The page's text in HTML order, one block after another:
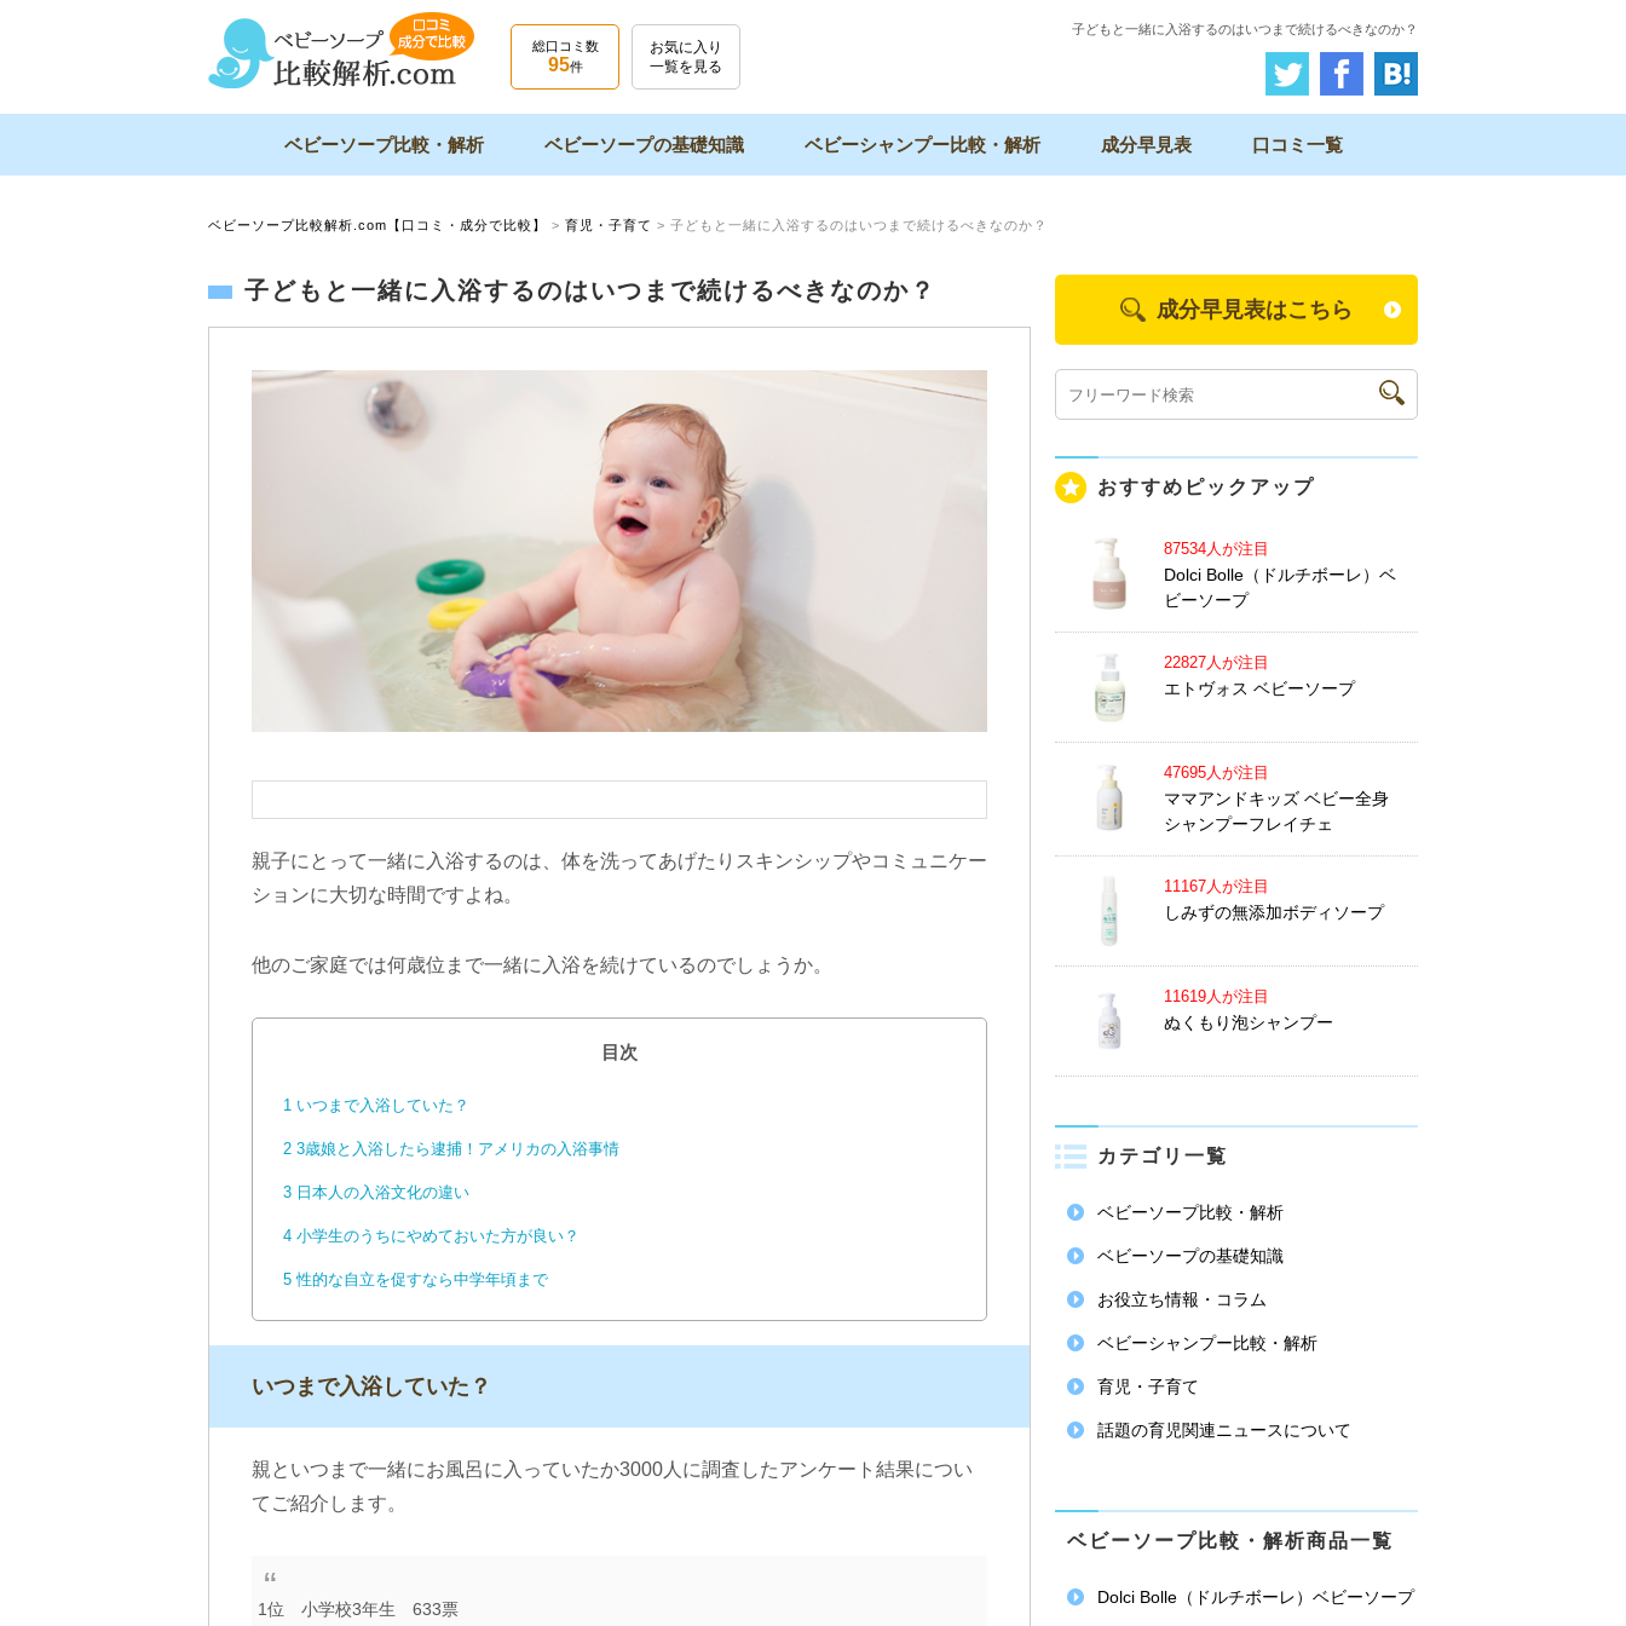
子どもと一緒に入浴するのはいつまで続けるべきなのか？
総口コミ数
95件
お気に入り
一覧を見る
ベビーソープ比較・解析 ベビーソープの基礎知識 ベビーシャンプー比較・解析 成分早見表 口コミ一覧
ベビーソープ比較解析.com【口コミ・成分で比較】 > 育児・子育て > 子どもと一緒に入浴するのはいつまで続けるべきなのか？
子どもと一緒に入浴するのはいつまで続けるべきなのか？
親子にとって一緒に入浴するのは、体を洗ってあげたりスキンシップやコミュニケー
ションに大切な時間ですよね。
他のご家庭では何歳位まで一緒に入浴を続けているのでしょうか。
目次
1 いつまで入浴していた？
2 3歳娘と入浴したら逮捕！アメリカの入浴事情
3 日本人の入浴文化の違い
4 小学生のうちにやめておいた方が良い？
5 性的な自立を促すなら中学年頃まで
いつまで入浴していた？
親といつまで一緒にお風呂に入っていたか3000人に調査したアンケート結果につい
てご紹介します。
1位 小学校3年生 633票
成分早見表はこちら
おすすめピックアップ
87534人が注目
Dolci Bolle（ドルチボーレ）ベ
ビーソープ
22827人が注目
エトヴォス ベビーソープ
47695人が注目
ママアンドキッズ ベビー全身
シャンプーフレイチェ
11167人が注目
しみずの無添加ボディソープ
11619人が注目
ぬくもり泡シャンプー
カテゴリ一覧
ベビーソープ比較・解析
ベビーソープの基礎知識
お役立ち情報・コラム
ベビーシャンプー比較・解析
育児・子育て
話題の育児関連ニュースについて
ベビーソープ比較・解析商品一覧
Dolci Bolle（ドルチボーレ）ベビーソープ